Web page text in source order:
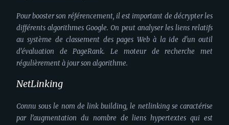
Pour booster son référencement, il est important de décrypter les
différents algorithmes Google. On peut analyser les liens relatifs
au système de classement des pages Web à la ide d'un outil
d’évaluation de PageRank. Le moteur de recherche met
régulièrement à jour son algorithme.
NetLinking
Connu sous le nom de link building, le netlinking se caractérise
par l’augmentation du nombre de liens hypertextes qui est